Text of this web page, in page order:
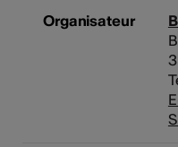
Organisateur